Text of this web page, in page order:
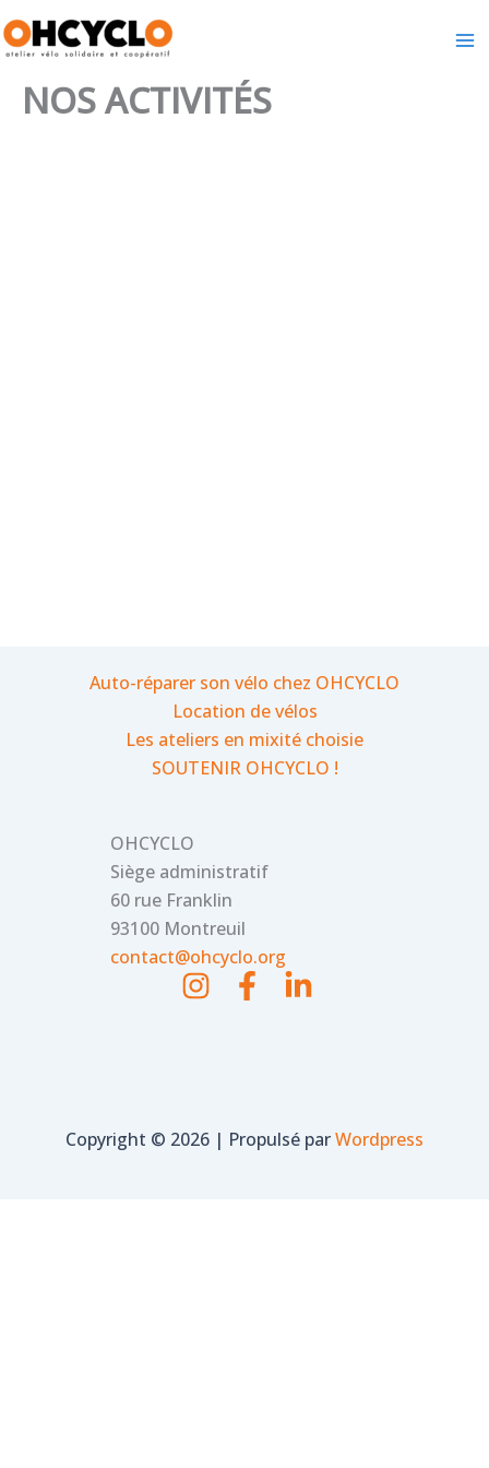
au
NOS ACTIVITÉS
Auto-réparer son vélo chez OHCYCLO
Location de vélos
Les ateliers en mixité choisie
SOUTENIR OHCYCLO !
OHCYCLO
Siège administratif
60 rue Franklin
93100 Montreuil
contact@ohcyclo.org
Copyright © 2026 | Propulsé parWordpress